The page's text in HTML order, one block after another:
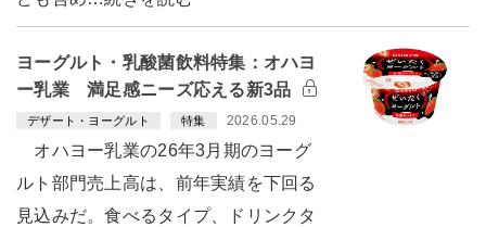
ヨーグルト・乳酸菌飲料特集：オハヨ
ー乳業 満足感ニーズ応える新3品
デザート・ヨーグルト 特集 2026.05.29
オハヨー乳業の26年3月期のヨーグ
ルト部門売上高は、前年実績を下回る
見込みだ。食べるタイプ、ドリンクタ